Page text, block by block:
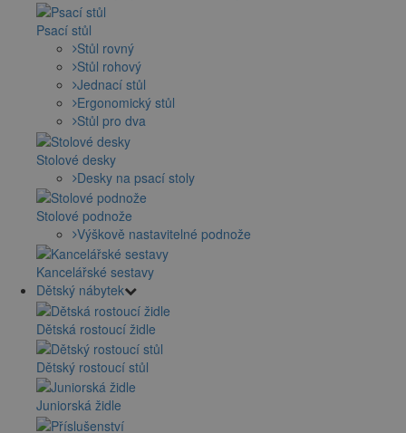
Psací stůl
Stůl rovný
Stůl rohový
Jednací stůl
Ergonomický stůl
Stůl pro dva
Stolové desky
Desky na psací stoly
Stolové podnože
Výškově nastavitelné podnože
Kancelářské sestavy
Dětský nábytek
Dětská rostoucí židle
Dětský rostoucí stůl
Juniorská židle